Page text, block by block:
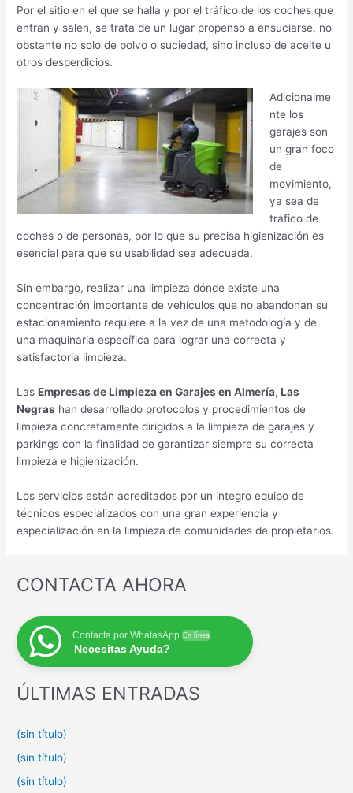
Por el sitio en el que se halla y por el tráfico de los coches que
entran y salen, se trata de un lugar propenso a ensuciarse, no
obstante no solo de polvo o suciedad, sino incluso de aceite u
otros desperdicios.
Adicionalme
nte los
garajes son
un gran foco
de
movimiento,
ya sea de
tráfico de
coches o de personas, por lo que su precisa higienización es
esencial para que su usabilidad sea adecuada.
Sin embargo, realizar una limpieza dónde existe una
concentración importante de vehículos que no abandonan su
estacionamiento requiere a la vez de una metodología y de
una maquinaria específica para lograr una correcta y
satisfactoria limpieza.
LasEmpresas de Limpieza en Garajes en Almería, Las
Negras han desarrollado protocolos y procedimientos de
limpieza concretamente dirigidos a la limpieza de garajes y
parkings con la finalidad de garantizar siempre su correcta
limpieza e higienización.
Los servicios están acreditados por un integro equipo de
técnicos especializados con una gran experiencia y
especialización en la limpieza de comunidades de propietarios.
CONTACTA AHORA
Contacta por WhatasApp En línea
Necesitas Ayuda?
ÚLTIMAS ENTRADAS
(sin título)
(sin título)
(sin título)